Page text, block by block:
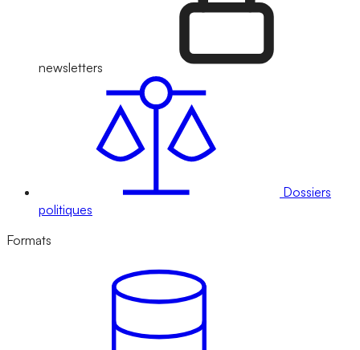
newsletters
Dossiers
politiques
Formats